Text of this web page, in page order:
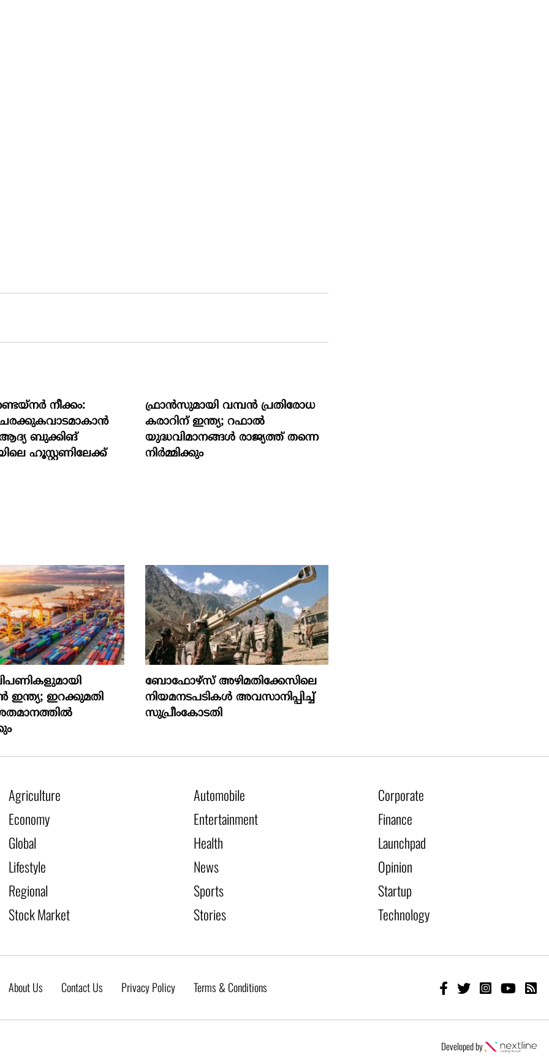
നീക്കം:
ചരക്കുകവാടമാകാൻ
ആദ്യ ബുക്കിങ്
ഹൂസ്റ്റണിലേക്ക്
ഫ്രാൻസുമായി വമ്പന്‍ പ്രതിരോധ
കരാറിന് ഇന്ത്യ; റഫാല്‍
യുദ്ധവിമാനങ്ങള്‍ രാജ്യത്ത് തന്നെ
നിര്‍മ്മിക്കും
ഇന്ത്യ; ഇറക്കുമതി
ബോഫോഴ്‌സ് അഴിമതിക്കേസിലെ
നിയമനടപടികൾ അവസാനിപ്പിച്ച്
സുപ്രീംകോടതി
Agriculture Automobile
Corporate
Economy
Entertainment
Finance
Global
Health
Launchpad
Lifestyle
News
Opinion
Regional
Sports
Startup
Stock Market
Stories Technology
About Us Contact Us Privacy Policy Terms & Conditions
Developed by